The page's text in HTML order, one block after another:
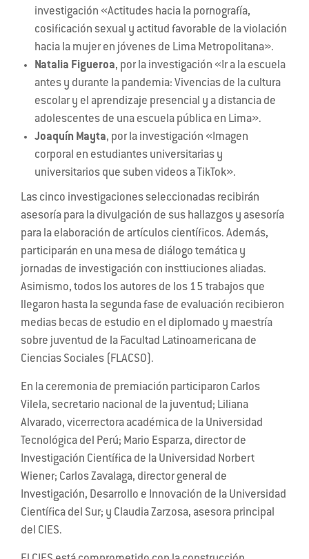
investigación «Actitudes hacia la pornografía,
cosificación sexual y actitud favorable de la violación
hacia la mujer en jóvenes de Lima Metropolitana».
Natalia Figueroa, por la investigación «Ir a la escuela
antes y durante la pandemia: Vivencias de la cultura
escolar y el aprendizaje presencial y a distancia de
adolescentes de una escuela pública en Lima».
Joaquín Mayta, por la investigación «Imagen
corporal en estudiantes universitarias y
universitarios que suben videos a TikTok».
Las cinco investigaciones seleccionadas recibirán
asesoría para la divulgación de sus hallazgos y asesoría
para la elaboración de artículos científicos. Además,
participarán en una mesa de diálogo temática y
jornadas de investigación con insttiuciones aliadas.
Asimismo, todos los autores de los 15 trabajos que
llegaron hasta la segunda fase de evaluación recibieron
medias becas de estudio en el diplomado y maestría
sobre juventud de la Facultad Latinoamericana de
Ciencias Sociales (FLACSO).
En la ceremonia de premiación participaron Carlos
Vilela, secretario nacional de la juventud; Liliana
Alvarado, vicerrectora académica de la Universidad
Tecnológica del Perú; Mario Esparza, director de
Investigación Científica de la Universidad Norbert
Wiener; Carlos Zavalaga, director general de
Investigación, Desarrollo e Innovación de la Universidad
Científica del Sur; y Claudia Zarzosa, asesora principal
del CIES.